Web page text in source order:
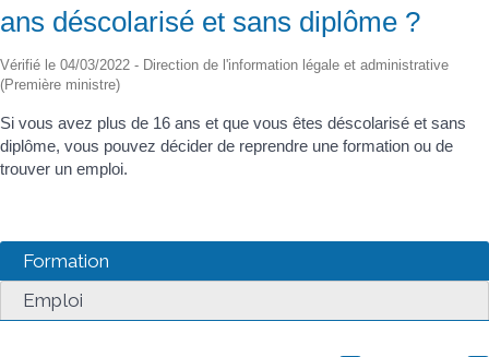
ans déscolarisé et sans diplôme ?
Vérifié le 04/03/2022 - Direction de l'information légale et administrative
(Première ministre)
Si vous avez plus de 16 ans et que vous êtes déscolarisé et sans
diplôme, vous pouvez décider de reprendre une formation ou de
trouver un emploi.
Formation
Emploi